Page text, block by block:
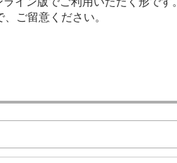
ご留意ください。